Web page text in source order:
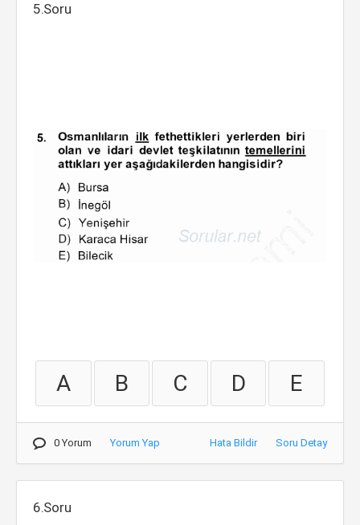
5.Soru
A B C D E
0 Yorum Yorum Yap Hata Bildir Soru Detay
6.Soru